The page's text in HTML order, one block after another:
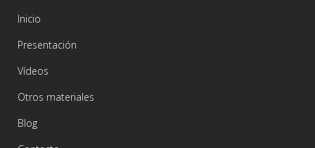
Inicio
Presentación
Vídeos
Otros materiales
Blog